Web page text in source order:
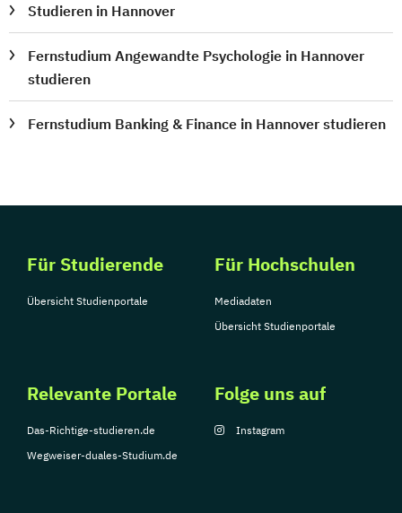
Studieren in Hannover
Fernstudium Angewandte Psychologie in Hannover
studieren
Fernstudium Banking & Finance in Hannover studieren
Für Studierende
Übersicht Studienportale
Für Hochschulen
Mediadaten
Übersicht Studienportale
Relevante Portale
Das-Richtige-studieren.de
Wegweiser-duales-Studium.de
Folge uns auf
Instagram